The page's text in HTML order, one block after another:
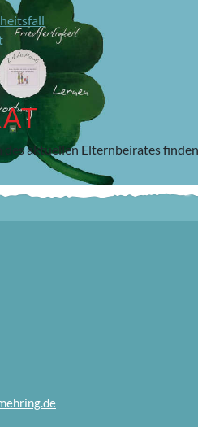
aktuellen Elternbeirates